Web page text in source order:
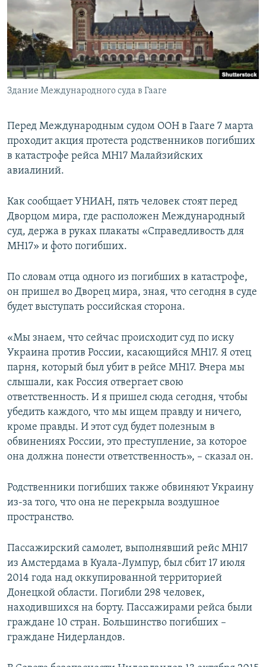
ПОБЕДИТЕЛЕЙ НЕ СУДЯТ?
КРЫМ.НЕПОКОРЕННЫЙ
ELIFBE
УКРАИНСКАЯ ПРОБЛЕМА КРЫМА
ПРИСОЕДИНЯЙТЕСЬ!
Все сайты RFE/RL
Здание Международного суда в Гааге
Перед Международным судом ООН в Гааге 7 марта
проходит акция протеста родственников погибших
в катастрофе рейса МН17 Малайзийских
авиалиний.
Как сообщает УНИАН, пять человек стоят перед
Дворцом мира, где расположен Международный
суд, держа в руках плакаты «Справедливость для
МН17» и фото погибших.
По словам отца одного из погибших в катастрофе,
он пришел во Дворец мира, зная, что сегодня в суде
будет выступать российская сторона.
«Мы знаем, что сейчас происходит суд по иску
Украина против России, касающийся MH17. Я отец
парня, который был убит в рейсе MH17. Вчера мы
слышали, как Россия отвергает свою
ответственность. И я пришел сюда сегодня, чтобы
убедить каждого, что мы ищем правду и ничего,
кроме правды. И этот суд будет полезным в
обвинениях России, это преступление, за которое
она должна понести ответственность», – сказал он.
Родственники погибших также обвиняют Украину
из-за того, что она не перекрыла воздушное
пространство.
Пассажирский самолет, выполнявший рейс MH17
из Амстердама в Куала-Лумпур, был сбит 17 июля
2014 года над оккупированной территорией
Донецкой области. Погибли 298 человек,
находившихся на борту. Пассажирами рейса были
граждане 10 стран. Большинство погибших –
граждане Нидерландов.